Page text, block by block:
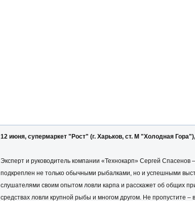
12 июня, супермаркет "Рост" (г. Харьков, ст. М "Холодная
Эксперт и руководитель компании «Технокарп» Сергей
подкреплен не только обычными рыбалками, но и успешными
слушателями своим опытом ловли карпа и расскажет об общих
средствах ловли крупной рыбы и многом другом. Не пропустите